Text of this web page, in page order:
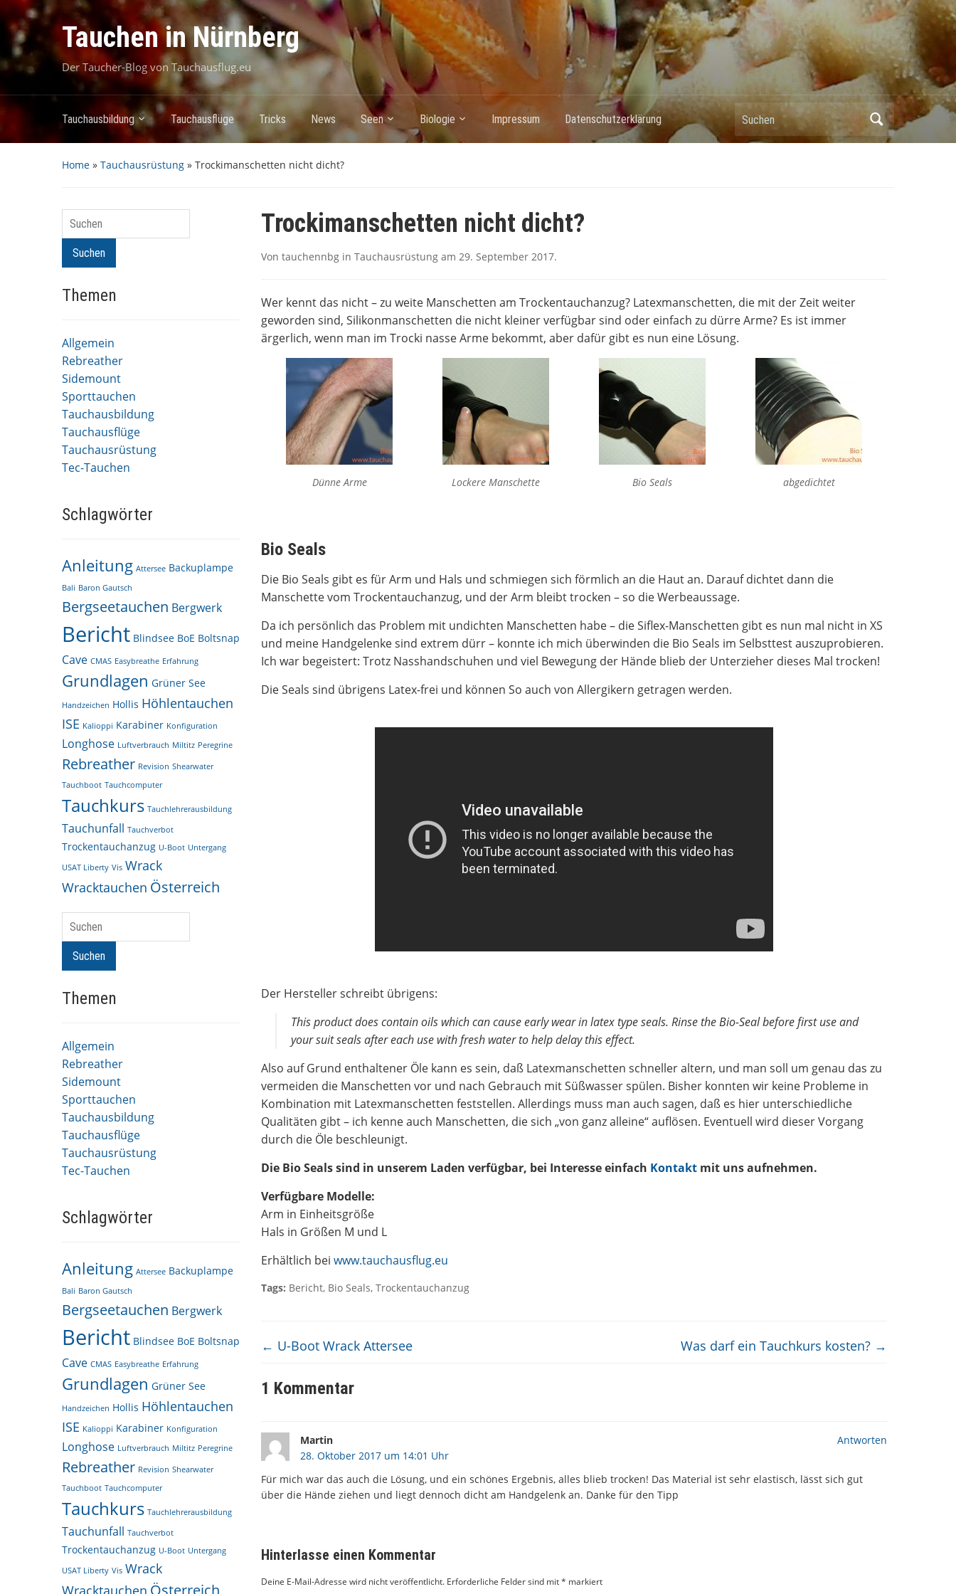
Tauchen in Nürnberg
Der Taucher-Blog von Tauchausflug.eu
Tauchausbildung Tauchausflüge Tricks News Seen Biologie Impressum Datenschutzerklärung Suchen
Home » Tauchausrüstung » Trockimanschetten nicht dicht?
Suchen
Suchen
Themen
Allgemein
Rebreather
Sidemount
Sporttauchen
Tauchausbildung
Tauchausflüge
Tauchausrüstung
Tec-Tauchen
Schlagwörter
Anleitung Attersee Backuplampe
Bali Baron Gautsch
Bergseetauchen Bergwerk
Bericht Blindsee BoE Boltsnap
Cave CMAS Easybreathe Erfahrung
Grundlagen Grüner See
Handzeichen Hollis Höhlentauchen
ISE Kalioppi Karabiner Konfiguration
Longhose Luftverbrauch Miltitz Peregrine
Rebreather Revision Shearwater
Tauchboot Tauchcomputer
Tauchkurs Tauchlehrerausbildung
Tauchunfall Tauchverbot
Trockentauchanzug U-Boot Untergang
USAT Liberty Vis Wrack
Wracktauchen Österreich
Suchen
Suchen
Themen
Allgemein
Rebreather
Sidemount
Sporttauchen
Tauchausbildung
Tauchausflüge
Tauchausrüstung
Tec-Tauchen
Schlagwörter
Anleitung Attersee Backuplampe
Bali Baron Gautsch
Bergseetauchen Bergwerk
Bericht Blindsee BoE Boltsnap
Cave CMAS Easybreathe Erfahrung
Grundlagen Grüner See
Handzeichen Hollis Höhlentauchen
ISE Kalioppi Karabiner Konfiguration
Longhose Luftverbrauch Miltitz Peregrine
Rebreather Revision Shearwater
Tauchboot Tauchcomputer
Tauchkurs Tauchlehrerausbildung
Tauchunfall Tauchverbot
Trockentauchanzug U-Boot Untergang
USAT Liberty Vis Wrack
Wracktauchen Österreich
Trockimanschetten nicht dicht?
Von tauchennbg in Tauchausrüstung am 29. September 2017.
Wer kennt das nicht – zu weite Manschetten am Trockentauchanzug? Latexmanschetten, die mit der Zeit weiter
geworden sind, Silikonmanschetten die nicht kleiner verfügbar sind oder einfach zu dürre Arme? Es ist immer
ärgerlich, wenn man im Trocki nasse Arme bekommt, aber dafür gibt es nun eine Lösung.
Dünne Arme Lockere Manschette Bio Seals abgedichtet
Bio Seals
Die Bio Seals gibt es für Arm und Hals und schmiegen sich förmlich an die Haut an. Darauf dichtet dann die
Manschette vom Trockentauchanzug, und der Arm bleibt trocken – so die Werbeaussage.
Da ich persönlich das Problem mit undichten Manschetten habe – die Siflex-Manschetten gibt es nun mal nicht in XS
und meine Handgelenke sind extrem dürr – konnte ich mich überwinden die Bio Seals im Selbsttest auszuprobieren.
Ich war begeistert: Trotz Nasshandschuhen und viel Bewegung der Hände blieb der Unterzieher dieses Mal trocken!
Die Seals sind übrigens Latex-frei und können So auch von Allergikern getragen werden.
Der Hersteller schreibt übrigens:
This product does contain oils which can cause early wear in latex type seals. Rinse the Bio-Seal before first use and
your suit seals after each use with fresh water to help delay this effect.
Also auf Grund enthaltener Öle kann es sein, daß Latexmanschetten schneller altern, und man soll um genau das zu
vermeiden die Manschetten vor und nach Gebrauch mit Süßwasser spülen. Bisher konnten wir keine Probleme in
Kombination mit Latexmanschetten feststellen. Allerdings muss man auch sagen, daß es hier unterschiedliche
Qualitäten gibt – ich kenne auch Manschetten, die sich „von ganz alleine“ auflösen. Eventuell wird dieser Vorgang
durch die Öle beschleunigt.
Die Bio Seals sind in unserem Laden verfügbar, bei Interesse einfach Kontakt mit uns aufnehmen.
Verfügbare Modelle:
Arm in Einheitsgröße
Hals in Größen M und L
Erhältlich bei www.tauchausflug.eu
Tags: Bericht, Bio Seals, Trockentauchanzug
← U-Boot Wrack Attersee Was darf ein Tauchkurs kosten? →
1 Kommentar
Martin
28. Oktober 2017 um 14:01 Uhr
Für mich war das auch die Lösung, und ein schönes Ergebnis, alles blieb trocken! Das Material ist sehr elastisch, lässt sich gut
über die Hände ziehen und liegt dennoch dicht am Handgelenk an. Danke für den Tipp
Antworten
Hinterlasse einen Kommentar
Deine E-Mail-Adresse wird nicht veröffentlicht. Erforderliche Felder sind mit* markiert